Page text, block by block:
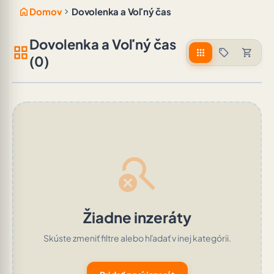
home Domov chevron_right Dovolenka a Voľný čas
grid_viewDovolenka a Voľný čas
(0)
apps sell shopping_cart
search_off
Žiadne inzeráty
Skúste zmeniť filtre alebo hľadať v inej kategórii.